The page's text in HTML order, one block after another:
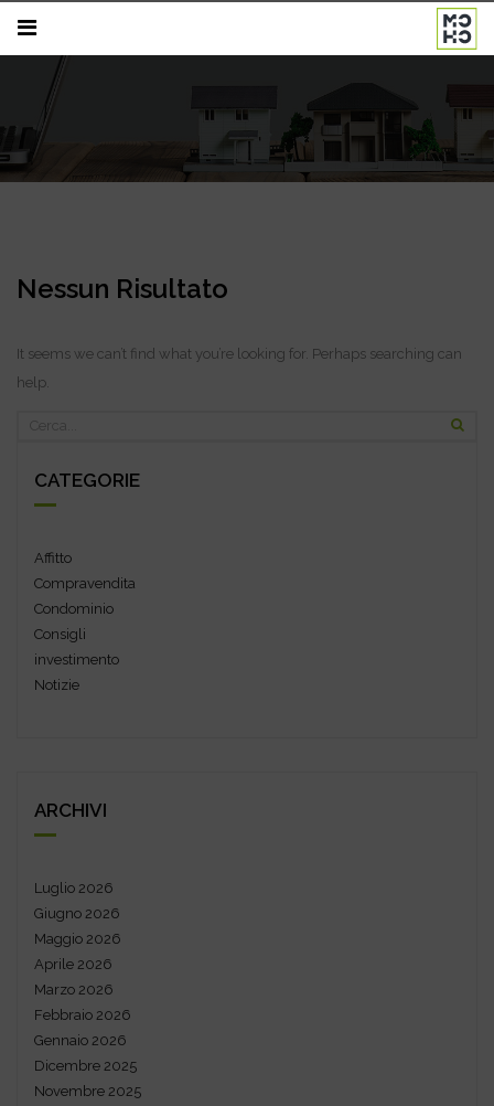
Nessun Risultato
It seems we can’t find what you’re looking for. Perhaps searching can
help.
CATEGORIE
Affitto
Compravendita
Condominio
Consigli
investimento
Notizie
ARCHIVI
Luglio 2026
Giugno 2026
Maggio 2026
Aprile 2026
Marzo 2026
Febbraio 2026
Gennaio 2026
Dicembre 2025
Novembre 2025